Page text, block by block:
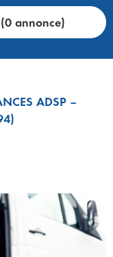
annonce)
ADSP –